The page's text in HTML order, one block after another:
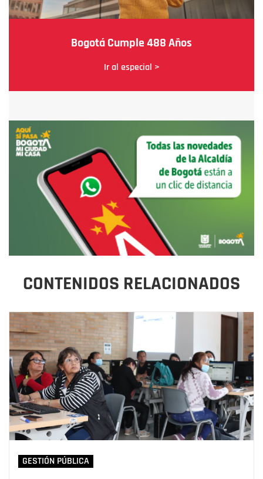
Bogotá Cumple 488 Años
Ir al especial >
CONTENIDOS RELACIONADOS
GESTIÓN PÚBLICA